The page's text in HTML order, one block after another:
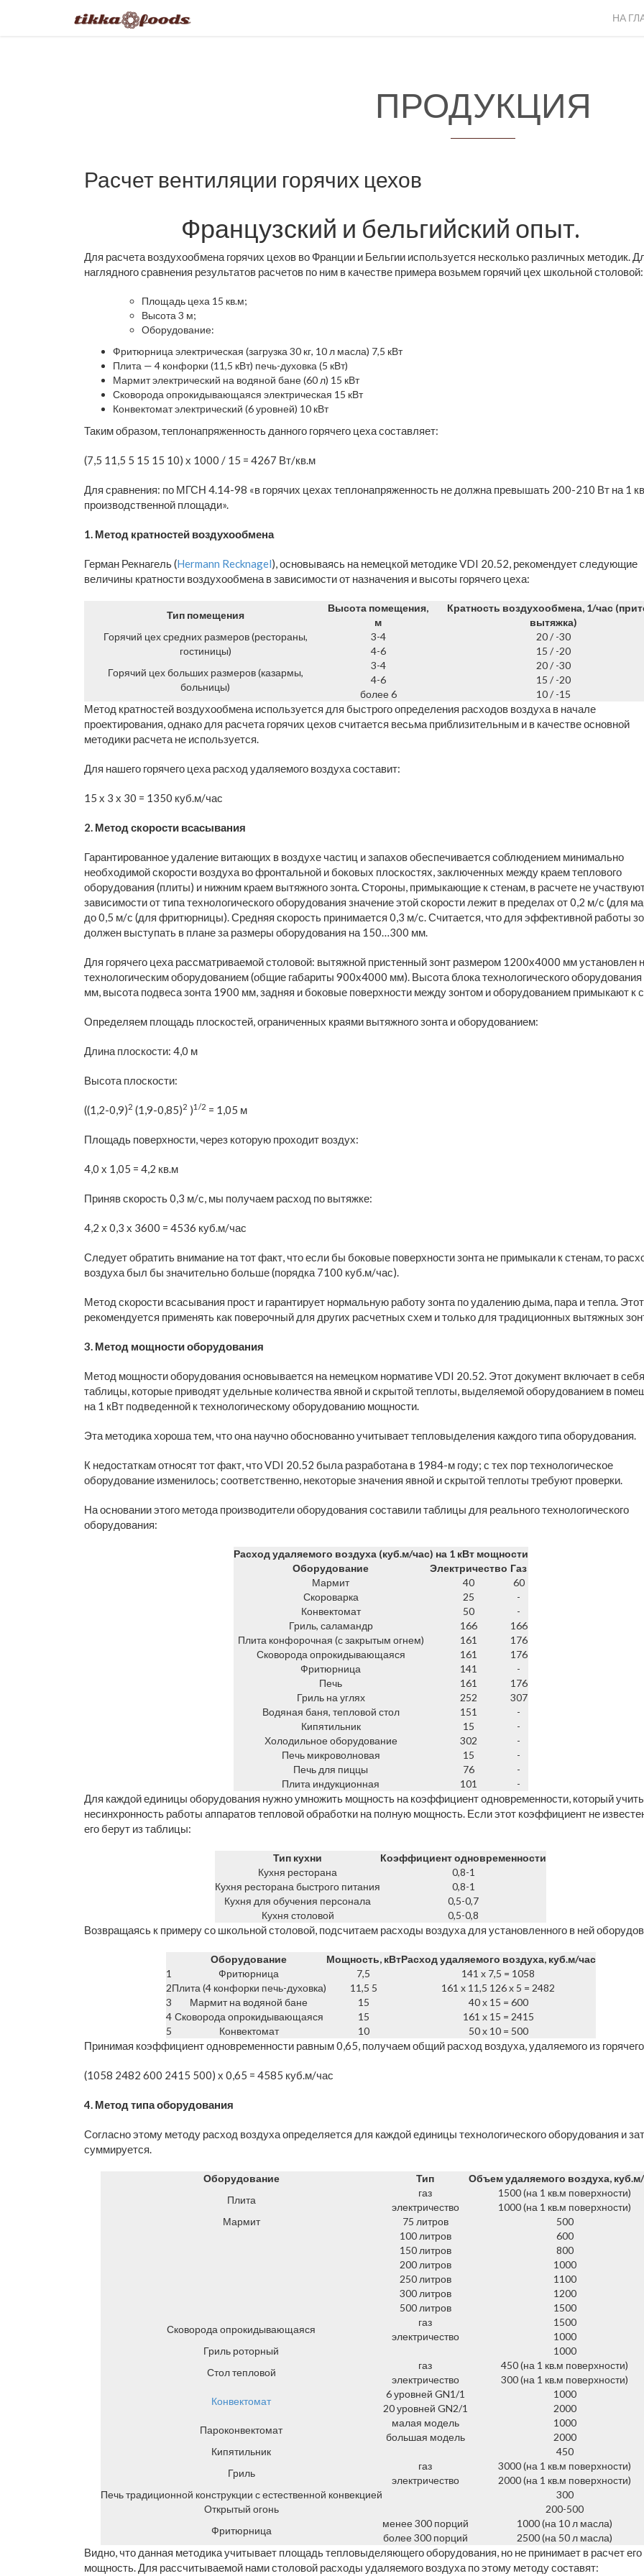
НА
ПРОДУКЦИЯ
Расчет вентиляции горячих цехов
Французский и бельгийский опыт.
Для расчета воздухообмена горячих цехов во Франции и Бельгии используется несколько различных методик.
наглядного сравнения результатов расчетов по ним в качестве примера возьмем горячий цех школьной столовой:
Площадь цеха 15 кв.м;
Высота 3 м;
Оборудование:
Фритюрница электрическая (загрузка 30 кг, 10 л масла) 7,5 кВт
Плита — 4 конфорки (11,5 кВт) печь-духовка (5 кВт)
Мармит электрический на водяной бане (60 л) 15 кВт
Сковорода опрокидывающаяся электрическая 15 кВт
Конвектомат электрический (6 уровней) 10 кВт
Таким образом, теплонапряженность данного горячего цеха составляет:
(7,5 11,5 5 15 15 10) х 1000 / 15 = 4267 Вт/кв.м
Для сравнения: по МГСН 4.14-98 «в горячих цехах теплонапряженность не должна превышать 200-210 Вт на 1
производственной площади».
1. Метод кратностей воздухообмена
Герман Рекнагель (Hermann Recknagel), основываясь на немецкой методике VDI 20.52, рекомендует следующие
величины кратности воздухообмена в зависимости от назначения и высоты горячего цеха:
Тип помещения
Высота помещения,
м
Кратность воздухообмена, 1/час
вытяжка)
Горячий цех средних размеров (рестораны,
гостиницы)
3-4
20 / -30
4-6
15 / -20
Горячий цех больших размеров (казармы,
больницы)
3-4
20 / -30
4-6
15 / -20
более 6
10 / -15
Метод кратностей воздухообмена используется для быстрого определения расходов воздуха в начале
проектирования, однако для расчета горячих цехов считается весьма приблизительным и в качестве основной
методики расчета не используется.
Для нашего горячего цеха расход удаляемого воздуха составит:
15 х 3 х 30 = 1350 куб.м/час
2. Метод скорости всасывания
Гарантированное удаление витающих в воздухе частиц и запахов обеспечивается соблюдением минимально
необходимой скорости воздуха во фронтальной и боковых плоскостях, заключенных между краем теплового
оборудования (плиты) и нижним краем вытяжного зонта. Стороны, примыкающие к стенам, в расчете не
зависимости от типа технологического оборудования значение этой скорости лежит в пределах от 0,2 м/с (для
до 0,5 м/с (для фритюрницы). Средняя скорость принимается 0,3 м/с. Считается, что для эффективной работы
должен выступать в плане за размеры оборудования на 150…300 мм.
Для горячего цеха рассматриваемой столовой: вытяжной пристенный зонт размером 1200x4000 мм установлен
технологическим оборудованием (общие габариты 900x4000 мм). Высота блока технологического
мм, высота подвеса зонта 1900 мм, задняя и боковые поверхности между зонтом и оборудованием примыкают к
Определяем площадь плоскостей, ограниченных краями вытяжного зонта и оборудованием:
Длина плоскости: 4,0 м
Высота плоскости:
((1,2-0,9)2 (1,9-0,85)2 )1/2 = 1,05 м
Площадь поверхности, через которую проходит воздух:
4,0 х 1,05 = 4,2 кв.м
Приняв скорость 0,3 м/с, мы получаем расход по вытяжке:
4,2 х 0,3 х 3600 = 4536 куб.м/час
Следует обратить внимание на тот факт, что если бы боковые поверхности зонта не примыкали к стенам, то
воздуха был бы значительно больше (порядка 7100 куб.м/час).
Метод скорости всасывания прост и гарантирует нормальную работу зонта по удалению дыма, пара и тепла.
рекомендуется применять как поверочный для других расчетных схем и только для традиционных вытяжных
3. Метод мощности оборудования
Метод мощности оборудования основывается на немецком нормативе VDI 20.52. Этот документ включает в себя
таблицы, которые приводят удельные количества явной и скрытой теплоты, выделяемой оборудованием в
на 1 кВт подведенной к технологическому оборудованию мощности.
Эта методика хороша тем, что она научно обоснованно учитывает тепловыделения каждого типа оборудования.
К недостаткам относят тот факт, что VDI 20.52 была разработана в 1984-м году; с тех пор технологическое
оборудование изменилось; соответственно, некоторые значения явной и скрытой теплоты требуют проверки.
На основании этого метода производители оборудования составили таблицы для реального технологического
оборудования:
Расход удаляемого воздуха (куб.м/час) на 1 кВт мощности
Оборудование
Электричество Газ
Мармит
40
60
Скороварка
25
-
Конвектомат
50
-
Гриль, саламандр
166
166
Плита конфорочная (с закрытым огнем)
161
176
Сковорода опрокидывающаяся
161
176
Фритюрница
141
-
Печь
161
176
Гриль на углях
252
307
Водяная баня, тепловой стол
151
-
Кипятильник
15
-
Холодильное оборудование
302
-
Печь микроволновая
15
-
Печь для пиццы
76
-
Плита индукционная
101 -
Для каждой единицы оборудования нужно умножить мощность на коэффициент одновременности, который
несинхронность работы аппаратов тепловой обработки на полную мощность. Если этот коэффициент не
его берут из таблицы:
Тип кухни
Коэффициент одновременности
Кухня ресторана
0,8-1
Кухня ресторана быстрого питания
0,8-1
Кухня для обучения персонала
0,5-0,7
Кухня столовой
0,5-0,8
Возвращаясь к примеру со школьной столовой, подсчитаем расходы воздуха для установленного в ней
Оборудование Мощность, кВтРасход удаляемого воздуха, куб.м/час
1
Фритюрница 7,5
141 х 7,5 = 1058
2Плита (4 конфорки печь-духовка) 11,5 5
161 х 11,5 126 х 5 = 2482
3
Мармит на водяной бане 15
40 х 15 = 600
4 Сковорода опрокидывающаяся 15
161 х 15 = 2415
5
Конвектомат 10 50 х 10 = 500
Принимая коэффициент одновременности равным 0,65, получаем общий расход воздуха, удаляемого из
(1058 2482 600 2415 500) х 0,65 = 4585 куб.м/час
4. Метод типа оборудования
Согласно этому методу расход воздуха определяется для каждой единицы технологического оборудования и
суммируется.
Оборудование Тип
Объем удаляемого воздуха,
Плита
газ
1500 (на 1 кв.м поверхности)
электричество
1000 (на 1 кв.м поверхности)
Мармит
75 литров
500
100 литров
600
150 литров
800
200 литров
1000
250 литров
1100
300 литров
1200
500 литров
1500
Сковорода опрокидывающаяся
газ
1500
электричество
1000
Гриль роторный
1000
Стол тепловой
газ
450 (на 1 кв.м поверхности)
электричество
300 (на 1 кв.м поверхности)
Конвектомат
6 уровней GN1/1
1000
20 уровней GN2/1
2000
Пароконвектомат
малая модель
1000
большая модель
2000
Кипятильник
450
Гриль
газ
3000 (на 1 кв.м поверхности)
электричество
2000 (на 1 кв.м поверхности)
Печь традиционной конструкции с естественной конвекцией
300
Открытый огонь
200-500
Фритюрница
менее 300 порций
1000 (на 10 л масла)
более 300 порций
2500 (на 50 л масла)
Видно, что данная методика учитывает площадь тепловыделяющего оборудования, но не принимает в расчет его
мощность. Для рассчитываемой нами столовой расходы удаляемого воздуха по этому методу составят: